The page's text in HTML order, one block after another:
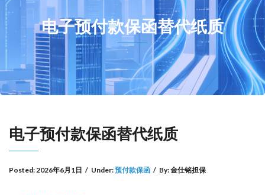
电子预付款保函替代纸质
电子预付款保函替代纸质
Posted:2026年6月1日 / Under:预付款保函 / By:金仕铭担保